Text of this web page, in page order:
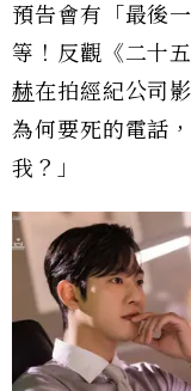
預告會有「最後
等！反觀《二十
赫在拍經紀公司
為何要死的電話
我？」